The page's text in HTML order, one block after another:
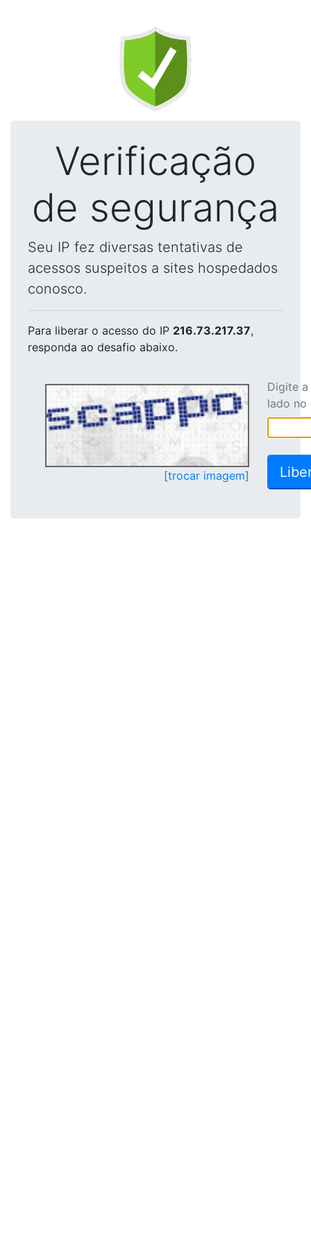
Verificação
de segurança
Seu IP fez diversas tentativas de
acessos suspeitos a sites hospedados
conosco.
Para liberar o acesso do IP 216.73.217.37,
responda ao desafio abaixo.
[trocar imagem]
Digite
lado no